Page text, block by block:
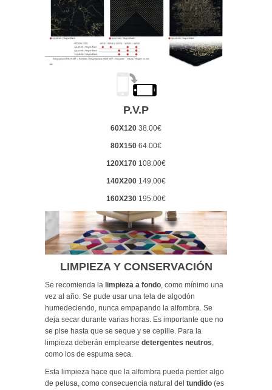
P.V.P
60X120 38.00€
80X150 64.00€
120X170 108.00€
140X200 149.00€
160X230 195.00€
LIMPIEZA Y CONSERVACIÓN
Se recomienda la limpieza a fondo, como mínimo una
vez al año. Se pude usar una tela de algodón
humedeciendo, nunca empapando la alfombra. Se
deja secar durante varias horas. Es importante que no
se pise hasta que se seque y se cepille. Para la
limpieza deberán emplearse detergentes neutros,
como los de espuma seca.
Esta limpieza hace que la alfombra pueda perder algo
de pelusa, como consecuencia natural del tundido (es